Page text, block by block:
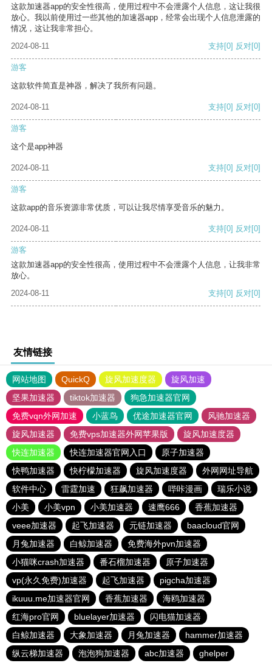
这款加速器app的安全性很高，使用过程中不会泄露个人信息，这让我很
放心。我以前使用过一些其他的加速器app，经常会出现个人信息泄露的
情况，这让我非常担心。
2024-08-11
支持[0] 反对[0]
游客
这款软件简直是神器，解决了我所有问题。
2024-08-11 支持[0] 反对[0]
游客
这个是app神器
2024-08-11 支持[0] 反对[0]
游客
这款app的音乐资源非常优质，可以让我尽情享受音乐的魅力。
2024-08-11 支持[0] 反对[0]
游客
这款加速器app的安全性很高，使用过程中不会泄露个人信息，让我非常
放心。
2024-08-11
支持[0] 反对[0]
友情链接
网站地图 QuickQ 旋风加速度器
旋风加速
坚果加速器
tiktok加速器
狗急加速器官网
免费vqn外网加速
小蓝鸟 优途加速器官网
风驰加速器
旋风加速器
免费vps加速器外网苹果版
旋风加速度器
快连加速器
快连加速器官网入口
原子加速器
快鸭加速器
快柠檬加速器 旋风加速度器
外网网址导航
软件中心
雷霆加速 狂飙加速器 哔咔漫画
瑞乐小说
小美
小美vpn 小美加速器 速鹰666
香蕉加速器
veee加速器
起飞加速器 元链加速器
baacloud官网
月兔加速器
白鲸加速器
免费海外pvn加速器
小猫咪crash加速器
番石榴加速器
原子加速器
vp(永久免费)加速器
起飞加速器
pigcha加速器
ikuuu.me加速器官网
香蕉加速器
海鸥加速器
红海pro官网
bluelayer加速器
闪电猫加速器
白鲸加速器
大象加速器 月兔加速器
hammer加速器
纵云梯加速器
泡泡狗加速器 abc加速器 ghelper